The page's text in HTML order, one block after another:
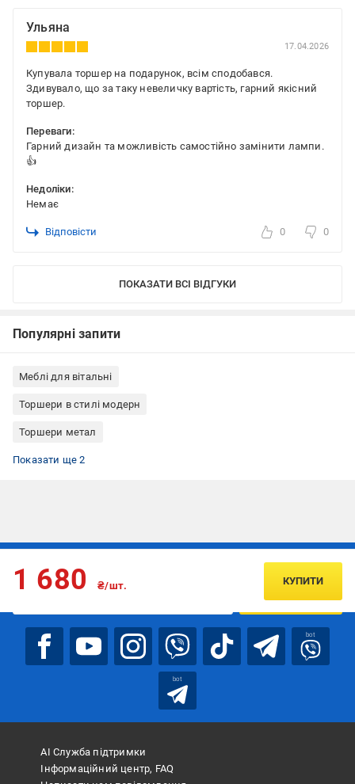
Ульяна
17.04.2026
Купувала торшер на подарунок, всім сподобався.
Здивувало, що за таку невеличку вартість, гарний якісний
торшер.
Переваги:
Гарний дизайн та можливість самостійно замінити лампи.
👍
Недоліки:
Немає
Відповісти 0 0
ПОКАЗАТИ ВСІ ВІДГУКИ
Популярні запити
Меблі для вітальні
Торшери в стилі модерн
Торшери метал
Торшери Sensio
Торшери чорні
Показати ще 2
1 680 ₴/шт. КУПИТИ
Підписуйтесь, щоб дізнаватись першим про акції та пропозиції
ПІДПИСАТИСЯ
bot
bot
АІ Служба підтримки
Інформаційний центр, FAQ